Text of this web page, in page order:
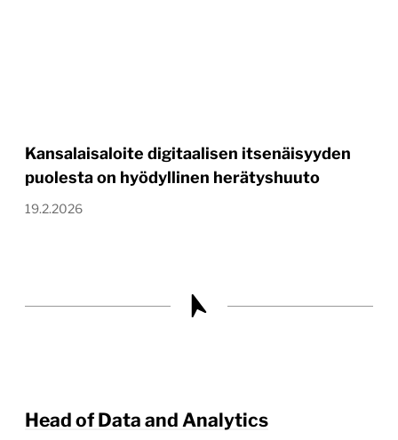
Kansalaisaloite digitaalisen itsenäisyyden
puolesta on hyödyllinen herätyshuuto
19.2.2026
Head of Data and Analytics